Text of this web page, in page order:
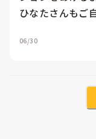
ひなたさんもご
06/30